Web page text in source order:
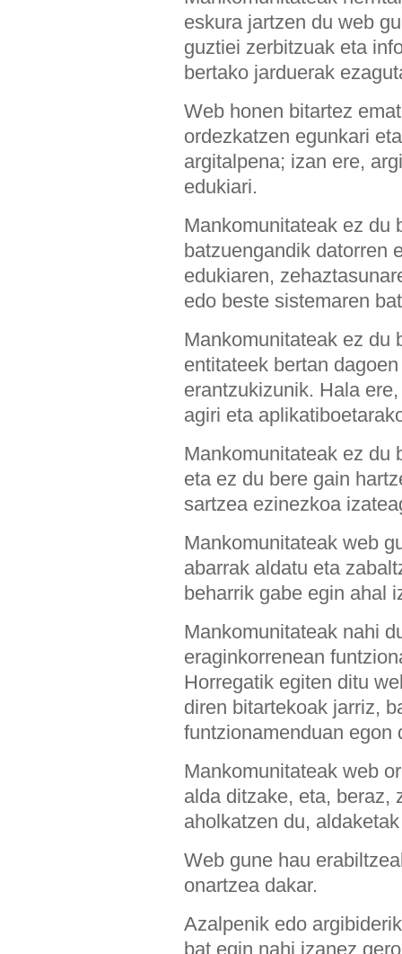
eskura jartzen du web
guztiei zerbitzuak eta
bertako jarduerak
Web honen bitartez
ordezkatzen egunkari
argitalpena; izan ere,
edukiari.
Mankomunitateak ez du
batzuengandik datorren
edukiaren,
edo beste sistemaren
Mankomunitateak ez du
entitateek bertan
erantzukizunik. Hala
agiri eta
Mankomunitateak ez du
eta ez du bere gain
sartzea ezinezkoa
Mankomunitateak web
abarrak aldatu eta
beharrik gabe egin ahal
Mankomunitateak nahi
eraginkorrenean
Horregatik egiten ditu
diren bitartekoak jarriz,
funtzionamenduan egon
Mankomunitateak web
alda ditzake, eta, beraz,
aholkatzen du,
Web gune hau
onartzea dakar.
Azalpenik edo
bat egin nahi izanez